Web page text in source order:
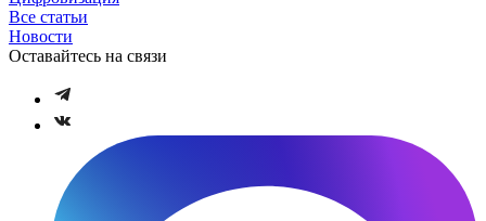
Все статьи
Новости
Оставайтесь на связи